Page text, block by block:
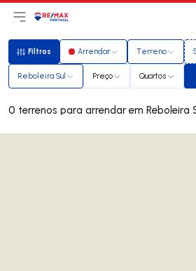
Abri menu principal
LogoIr para página inicial
Filtros
Filtros Arrendar Terreno
Reboleira Sul Preço Quartos
0 terrenos para arrendar em